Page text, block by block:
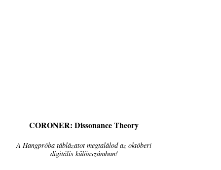
CORONER: Dissonance Theory
A Hangpróba táblázatot megtalálod az októberi
digitális különszámban!